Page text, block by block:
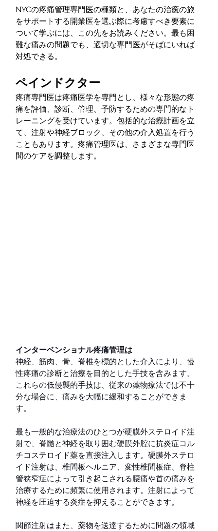
NYCの疼痛管理専門医の種類と、あなたの治癒の旅
をサポートする開業医を選ぶ際に考慮すべき要素に
ついて学ぶには、この先をお読みください。最も困
難な痛みの問題でも、適切な専門医がそばにいれば
対処できる。
ペインドクター
疼痛専門医は疼痛医学を専門とし、様々な形態の疼
痛を評価、診断、管理、予防するための専門的なト
レーニングを受けています。包括的な治療計画を立
て、注射や神経ブロック、その他の介入処置を行う
こともあります。疼痛管理医は、さまざまな専門医
間のケアを調整します。
インターベンショナル疼痛管理は
神経、筋肉、骨、脊椎を標的とした介入により、慢
性疼痛の診断と治療を目的とした手技を含みます。
これらの低侵襲的手技は、従来の薬物療法では不十
分な場合に、痛みを大幅に緩和することができま
す。
最も一般的な治療法のひとつが硬膜外ステロイド注
射で、脊髄と神経を取り囲む硬膜外腔に抗炎症コル
チコステロイド薬を直接注入します。硬膜外ステロ
イド注射は、椎間板ヘルニア、変性椎間板症、脊柱
管狭窄症によって引き起こされる腰痛や首の痛みを
治療するために頻繁に使用されます。注射によって
神経を圧迫する炎症を抑えることができます。
関節注射はまた、薬物を送達するために問題の領域